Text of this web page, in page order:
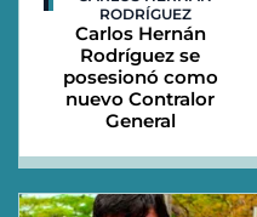
RODRÍGUEZ
Carlos Hernán
Rodríguez se
posesionó como
nuevo Contralor
General